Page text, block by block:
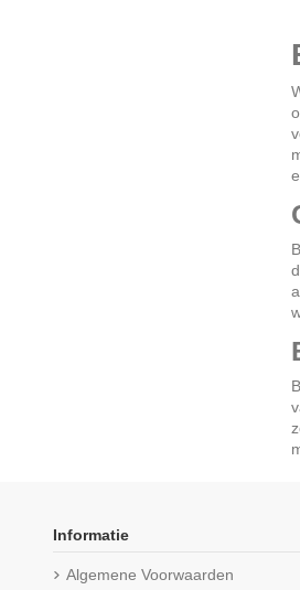
Informatie
Algemene Voorwaarden